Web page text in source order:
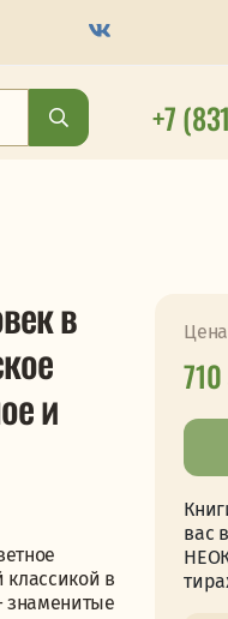
+7
в
и
в
знаменитые
Цена
вас